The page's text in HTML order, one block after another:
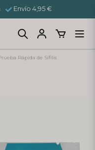
Envío 4,95 €
Rápida de Sífilis